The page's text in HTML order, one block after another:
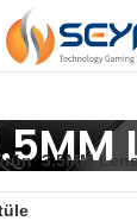
3.5MM